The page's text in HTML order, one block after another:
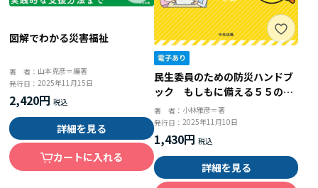
図解でわかる災害福祉
著 者： 山本克彦＝編著
発行日：2025年11月15日
2,420円
詳細を見る
カートに入れる
民生委員のための防災ハンドブ
ック もしもに備える５５のＱ
＆Ａ
著 者： 小林雅彦＝著
発行日： 2025年11月10日
1,430円
詳細を見る